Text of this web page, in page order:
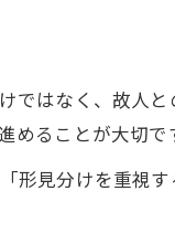
ではなく、故人
ることが大切で
形見分けを重視